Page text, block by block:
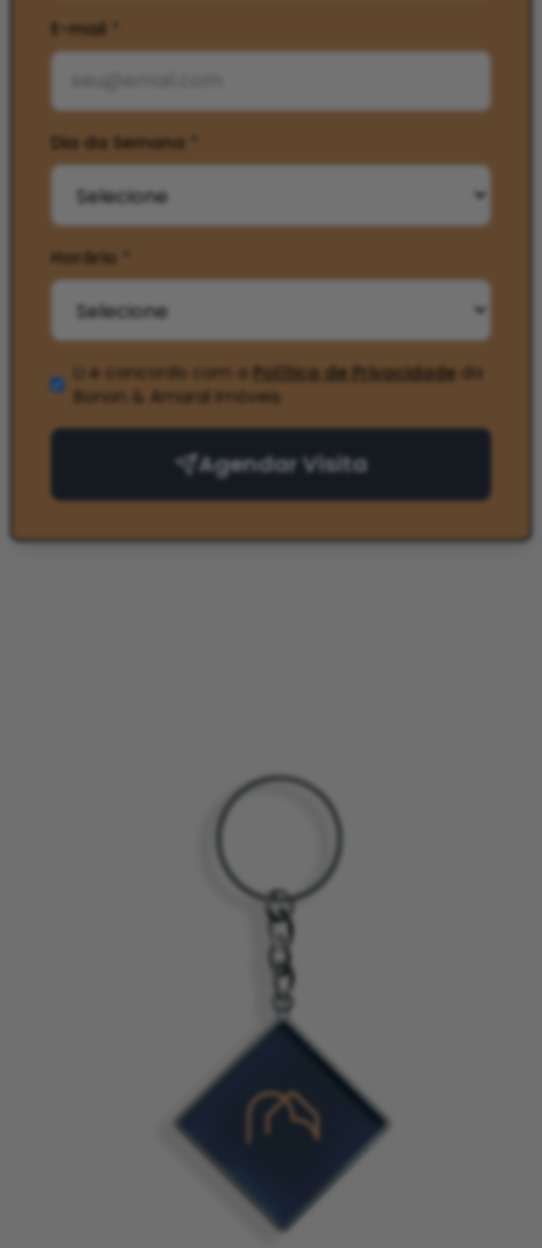
E-mail *
Dia da Semana *
Horário *
Li e concordo com a Política de Privacidadeda
Bonon & Amaral Imóveis
Agendar Visita